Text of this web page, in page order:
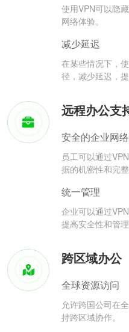
使用VPN可以隐
网络体验。
减少延迟
在某些情况下，
径，减少延迟，提
远程办公支
安全的企业网
员工可以通过
据的机密性和完整
统一管理
企业可以通过
提高安全性和管理
跨区域办公
全球资源访问
允许跨国公司在
持跨区域协作。